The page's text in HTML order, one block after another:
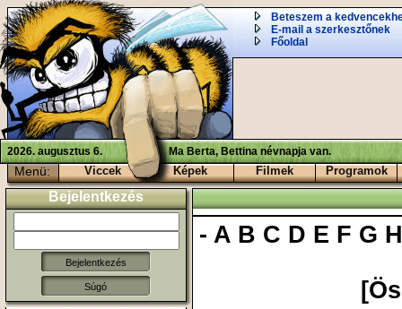
Beteszem a
E-mail a szerkesztőnek
Főoldal
2026. augusztus 6. Ma Berta, Bettina névnapja van.
Menü: Viccek Képek Filmek Programok
Bejelentkezés
Súgó
-A B C D E F G